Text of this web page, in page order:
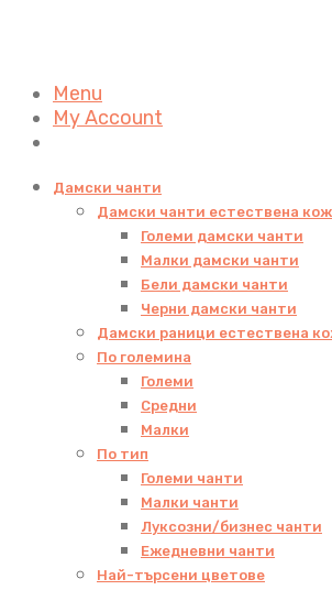
Menu
My Account
Дамски чанти
Дамски чанти естествена
Големи дамски чанти
Малки дамски чанти
Бели дамски чанти
Черни дамски чанти
Дамски раници естествена
По големина
Големи
Средни
Малки
По тип
Големи чанти
Малки чанти
Луксозни/бизнес чанти
Ежедневни чанти
Най-търсени цветове